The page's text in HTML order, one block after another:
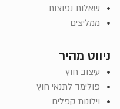
ניווט מהיר
עיצוב חוץ
פולימד לתנאי חוץ
וילונות קפלים
שאלות נפוצות
ממליצים